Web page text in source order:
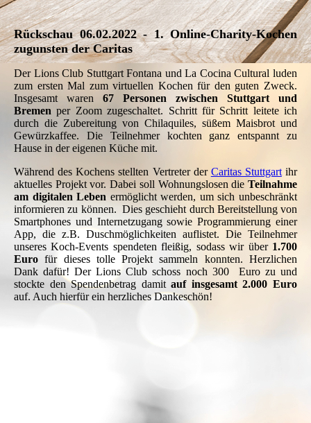
Rückschau 06.02.2022 - 1. Online-Charity-Kochen
zugunsten der Caritas
Der Lions Club Stuttgart Fontana und La Cocina Cultural luden
zum ersten Mal zum virtuellen Kochen für den guten Zweck.
Insgesamt waren 67 Personen zwischen Stuttgart und
Bremenper Zoom zugeschaltet. Schritt für Schritt leitete ich
durch die Zubereitung von Chilaquiles, süßem Maisbrot und
Gewürzkaffee. Die Teilnehmer kochten ganz entspannt zu
Hause in der eigenen Küche mit.
Während des Kochens stellten Vertreter der Caritas Stuttgartihr
aktuelles Projekt vor. Dabei soll Wohnungslosen die Teilnahme
am digitalen Leben ermöglicht werden, um sich unbeschränkt
informieren zu können. Dies geschieht durch Bereitstellung von
Smartphones und Internetzugang sowie Programmierung einer
App, die z.B. Duschmöglichkeiten auflistet. Die Teilnehmer
unseres Koch-Events spendeten fleißig, sodass wir über 1.700
Euro für dieses tolle Projekt sammeln konnten. Herzlichen
Dank dafür! Der Lions Club schoss noch 300 Euro zu und
stockte den Spendenbetrag damitauf insgesamt 2.000 Euro
auf. Auch hierfür ein herzliches Dankeschön!